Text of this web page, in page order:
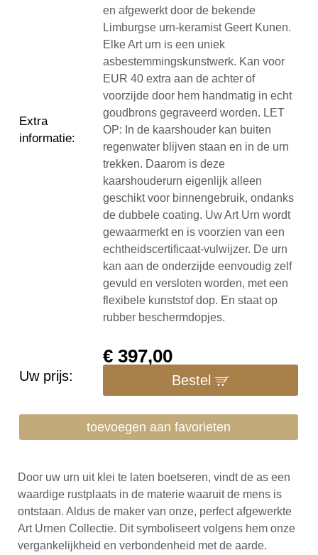
Extra
informatie:
en afgewerkt door de bekende
Limburgse urn-keramist Geert Kunen.
Elke Art urn is een uniek
asbestemmingskunstwerk. Kan voor
EUR 40 extra aan de achter of
voorzijde door hem handmatig in echt
goudbrons gegraveerd worden. LET
OP: In de kaarshouder kan buiten
regenwater blijven staan en in de urn
trekken. Daarom is deze
kaarshouderurn eigenlijk alleen
geschikt voor binnengebruik, ondanks
de dubbele coating. Uw Art Urn wordt
gewaarmerkt en is voorzien van een
echtheidscertificaat-vulwijzer. De urn
kan aan de onderzijde eenvoudig zelf
gevuld en versloten worden, met een
flexibele kunststof dop. En staat op
rubber beschermdopjes.
Uw prijs:
€397,00
Bestel
toevoegen aan favorieten
Door uw urn uit klei te laten boetseren, vindt de as een
waardige rustplaats in de materie waaruit de mens is
ontstaan. Aldus de maker van onze, perfect afgewerkte
Art Urnen Collectie. Dit symboliseert volgens hem onze
vergankelijkheid en verbondenheid met de aarde.